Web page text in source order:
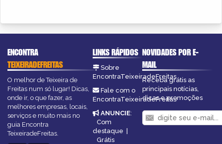
ENCONTRA
TEIXEIRADEFREITAS
O melhor de Teixeira de
Freitas num só lugar! Dicas,
onde ir, o que fazer, as
melhores empresas, locais,
serviços e muito mais no
guia Encontra
TeixeiradeFreitas.
LINKS RÁPIDOS
Sobre
EncontraTeixeiradeFreitas
Fale com o
EncontraTeixeiradeFreitas
ANUNCIE:
Com
destaque |
Grátis
NOVIDADES POR E-
MAIL
Receba grátis as
principais notícias,
dicas e promoções